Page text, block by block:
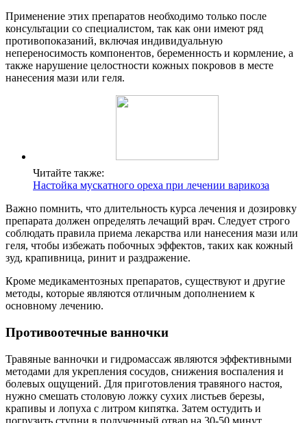
Применение этих препаратов необходимо только после
консультации со специалистом, так как они имеют ряд
противопоказаний, включая индивидуальную
непереносимость компонентов, беременность и кормление, а
также нарушение целостности кожных покровов в месте
нанесения мази или геля.
Читайте также:
Настойка мускатного ореха при лечении варикоза
Важно помнить, что длительность курса лечения и дозировку
препарата должен определять лечащий врач. Следует строго
соблюдать правила приема лекарства или нанесения мази или
геля, чтобы избежать побочных эффектов, таких как кожный
зуд, крапивница, ринит и раздражение.
Кроме медикаментозных препаратов, существуют и другие
методы, которые являются отличным дополнением к
основному лечению.
Противоотечные ванночки
Травяные ванночки и гидромассаж являются эффективными
методами для укрепления сосудов, снижения воспаления и
болевых ощущений. Для приготовления травяного настоя,
нужно смешать столовую ложку сухих листьев березы,
крапивы и лопуха с литром кипятка. Затем остудить и
погрузить ступни в полученный отвар на 30-50 минут.